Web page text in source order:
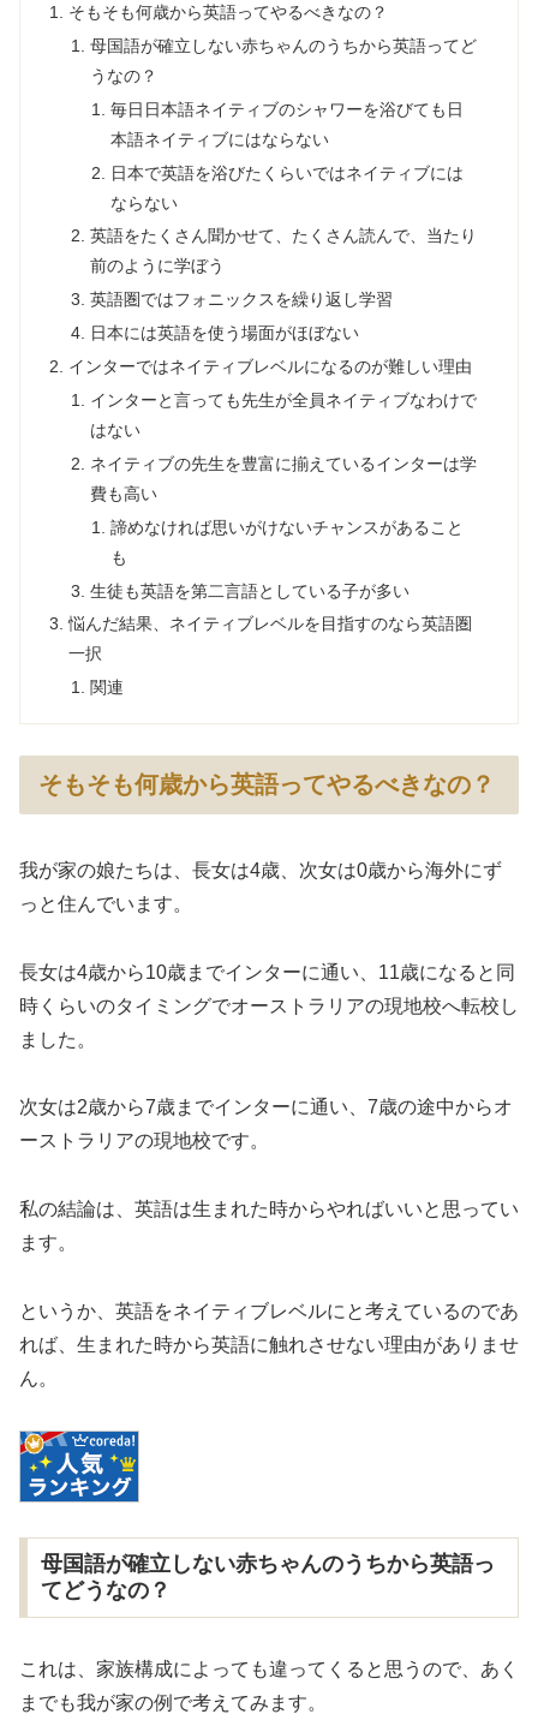
そもそも何歳から英語ってやるべきなの？
母国語が確立しない赤ちゃんのうちから英語ってど
うなの？
毎日日本語ネイティブのシャワーを浴びても日
本語ネイティブにはならない
日本で英語を浴びたくらいではネイティブには
ならない
英語をたくさん聞かせて、たくさん読んで、当たり
前のように学ぼう
英語圏ではフォニックスを繰り返し学習
日本には英語を使う場面がほぼない
インターではネイティブレベルになるのが難しい理由
インターと言っても先生が全員ネイティブなわけで
はない
ネイティブの先生を豊富に揃えているインターは学
費も高い
諦めなければ思いがけないチャンスがあること
も
生徒も英語を第二言語としている子が多い
悩んだ結果、ネイティブレベルを目指すのなら英語圏
一択
関連
そもそも何歳から英語ってやるべきなの？
我が家の娘たちは、長女は4歳、次女は0歳から海外にず
っと住んでいます。
長女は4歳から10歳までインターに通い、11歳になると同
時くらいのタイミングでオーストラリアの現地校へ転校し
ました。
次女は2歳から7歳までインターに通い、7歳の途中からオ
ーストラリアの現地校です。
私の結論は、英語は生まれた時からやればいいと思ってい
ます。
というか、英語をネイティブレベルにと考えているのであ
れば、生まれた時から英語に触れさせない理由がありませ
ん。
母国語が確立しない赤ちゃんのうちから英語っ
てどうなの？
これは、家族構成によっても違ってくると思うので、あく
までも我が家の例で考えてみます。